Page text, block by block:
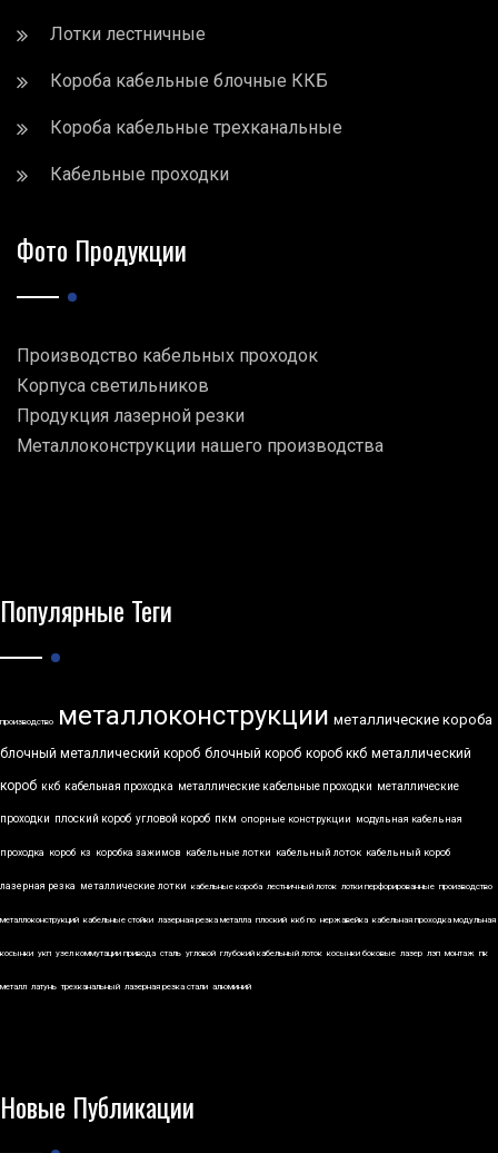
Лотки лестничные
Короба кабельные блочные ККБ
Короба кабельные трехканальные
Кабельные проходки
Фото Продукции
Производство кабельных проходок
Корпуса светильников
Продукция лазерной резки
Металлоконструкции нашего производства
Популярные Теги
производство металлоконструкции металлические короба
блочный металлический короб блочный короб короб ккб металлический
короб ккб кабельная проходка металлические кабельные проходки металлические
проходки плоский короб угловой короб пкм опорные конструкции модульная кабельная
проходка короб кз коробка зажимов кабельные лотки кабельный лоток кабельный короб
лазерная резка металлические лотки кабельные короба лестничный лоток лотки перфорированные производство
металлоконструкций кабельные стойки лазерная резка металла плоский ккб по нержавейка кабельная проходка модульная
косынки укп узел коммутации привода сталь угловой глубокий кабельный лоток косынки боковые лазер лэп монтаж пк
металл латунь трехканальный лазерная резка стали алюминий
Новые Публикации